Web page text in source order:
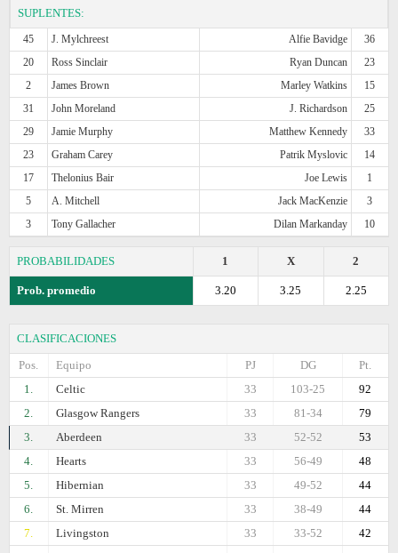
SUPLENTES:
45 J. Mylchreest Alfie Bavidge
36
20
Ross Sinclair Ryan Duncan
23
2
James Brown Marley Watkins
15
31
John Moreland J. Richardson
25
29
Jamie Murphy Matthew Kennedy
33
23
Graham Carey Patrik Myslovic
14
17
Thelonius Bair Joe Lewis
1
5
A. Mitchell Jack MacKenzie
3
3
Tony Gallacher Dilan Markanday 10
PROBABILIDADES 2
X
1
Prob. promedio 2.25
3.25
3.20
CLASIFICACIONES
Pos.
Equipo Pt.
DG
PJ
1.
Celtic 92
103-25
33
2.
Glasgow Rangers 79
81-34
33
3.
Aberdeen 53
52-52
33
4.
Hearts 48
56-49
33
5.
Hibernian 44
49-52
33
6.
St. Mirren 44
38-49
33
7.
Livingston 42
33-52
33